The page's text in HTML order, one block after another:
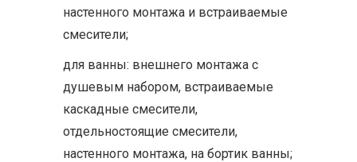
настенного монтажа и встраиваемые
смесители;
для ванны: внешнего монтажа с
душевым набором, встраиваемые
каскадные смесители,
отдельностоящие смесители,
настенного монтажа, на бортик ванны;